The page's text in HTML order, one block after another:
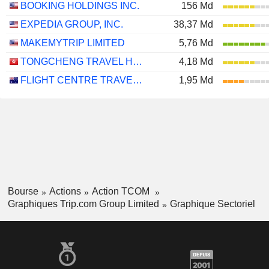
BOOKING HOLDINGS INC.
156 Md
EXPEDIA GROUP, INC.
38,37 Md
MAKEMYTRIP LIMITED
5,76 Md
TONGCHENG TRAVEL HOLDINGS LIMITED
4,18 Md
FLIGHT CENTRE TRAVEL GROUP LIMITED
1,95 Md
Bourse Actions
Action TCOM
Graphiques Trip.com Group Limited
Graphique Sectoriel